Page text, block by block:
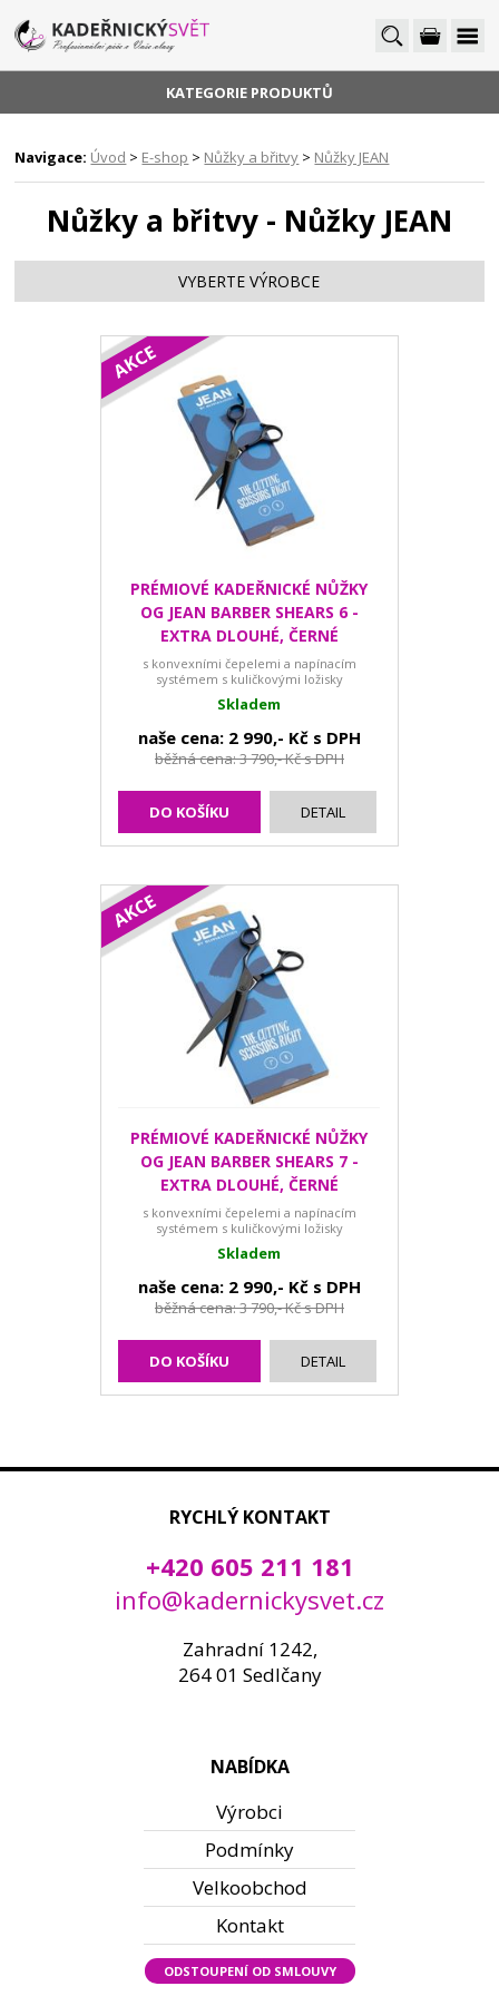
KATEGORIE PRODUKTŮ
Navigace: Úvod > E-shop > Nůžky a břitvy > Nůžky JEAN
Nůžky a břitvy - Nůžky JEAN
VYBERTE VÝROBCE
PRÉMIOVÉ KADEŘNICKÉ NŮŽKY
OG JEAN BARBER SHEARS 6 -
EXTRA DLOUHÉ, ČERNÉ
s konvexními čepelemi a napínacím
systémem s kuličkovými ložisky
Skladem
naše cena: 2 990,- Kč s DPH
běžná cena: 3 790,- Kč s DPH
DO KOŠÍKU DETAIL
PRÉMIOVÉ KADEŘNICKÉ NŮŽKY
OG JEAN BARBER SHEARS 7 -
EXTRA DLOUHÉ, ČERNÉ
s konvexními čepelemi a napínacím
systémem s kuličkovými ložisky
Skladem
naše cena: 2 990,- Kč s DPH
běžná cena: 3 790,- Kč s DPH
DO KOŠÍKU DETAIL
RYCHLÝ KONTAKT
+420 605 211 181
info@kadernickysvet.cz
Zahradní 1242,
264 01 Sedlčany
NABÍDKA
Výrobci
Podmínky
Velkoobchod
Kontakt
ODSTOUPENÍ OD SMLOUVY